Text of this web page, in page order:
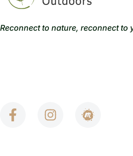
Reconnect to nature, reconnect to